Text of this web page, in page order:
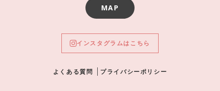
MAP
インスタグラムはこちら
よくある質問 プライバシーポリシー